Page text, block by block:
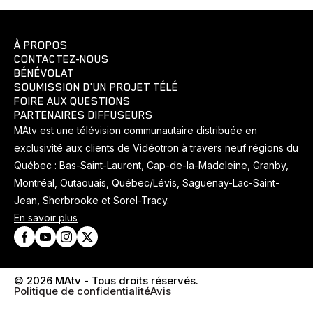
À PROPOS
CONTACTEZ-NOUS
BÉNÉVOLAT
SOUMISSION D'UN PROJET TÉLÉ
FOIRE AUX QUESTIONS
PARTENAIRES DIFFUSEURS
MAtv est une télévision communautaire distribuée en
exclusivité aux clients de Vidéotron à travers neuf régions du
Québec : Bas-Saint-Laurent, Cap-de-la-Madeleine, Granby,
Montréal, Outaouais, Québec/Lévis, Saguenay-Lac-Saint-
Jean, Sherbrooke et Sorel-Tracy.
En savoir plus
© 2026 MAtv - Tous droits réservés.
Politique de confidentialitéAvis